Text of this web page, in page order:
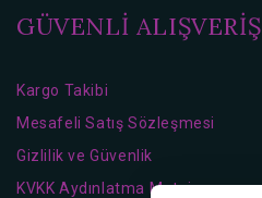
GÜVENLİ ALIŞVERİŞ
Kargo Takibi
Mesafeli Satış Sözleşmesi
Gizlilik ve Güvenlik
KVKK Aydınlatma Metni